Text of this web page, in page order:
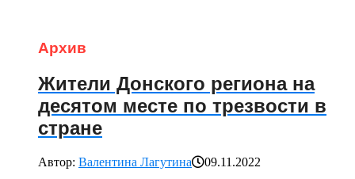
Архив
Жители Донского региона на
десятом месте по трезвости в
стране
Автор: Валентина Лагутина
09.11.2022